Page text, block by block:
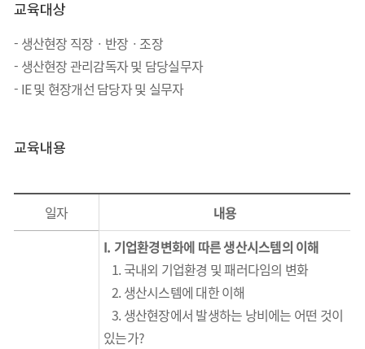
교육대상
- 생산현장 직장ㆍ반장ㆍ조장
- 생산현장 관리감독자 및 담당실무자
- IE 및 현장개선 담당자 및 실무자
교육내용
일자 내용
I. 기업환경변화에 따른 생산시스템의 이해
1. 국내외 기업환경 및 패러다임의 변화
2. 생산시스템에 대한 이해
3. 생산현장에서 발생하는 낭비에는 어떤 것이
있는가?